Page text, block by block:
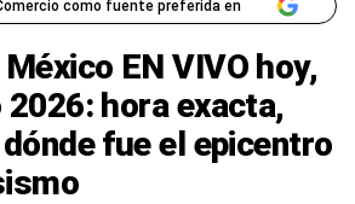
como fuente preferida en
EN VIVO hoy,
2026: hora exacta,
fue el epicentro